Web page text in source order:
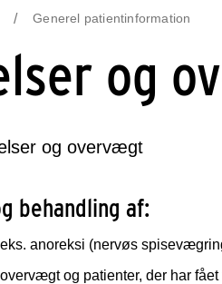
Generel patientinformation
og
og overvægt
behandling af:
anoreksi (nervøs
og patienter, der har